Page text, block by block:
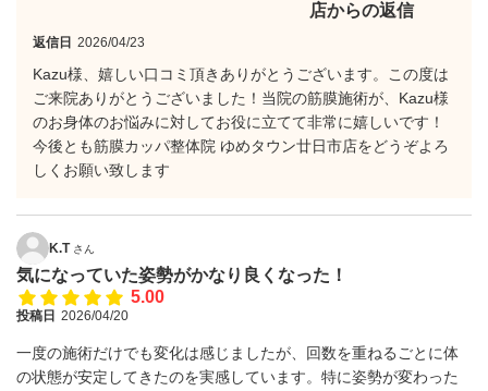
店からの返信
返信日 2026/04/23
Kazu様、嬉しい口コミ頂きありがとうございます。この度は
ご来院ありがとうございました！当院の筋膜施術が、Kazu様
のお身体のお悩みに対してお役に立てて非常に嬉しいです！
今後とも筋膜カッパ整体院 ゆめタウン廿日市店をどうぞよろ
しくお願い致します
K.T さん
気になっていた姿勢がかなり良くなった！
5.00
投稿日 2026/04/20
一度の施術だけでも変化は感じましたが、回数を重ねるごとに体
の状態が安定してきたのを実感しています。特に姿勢が変わった